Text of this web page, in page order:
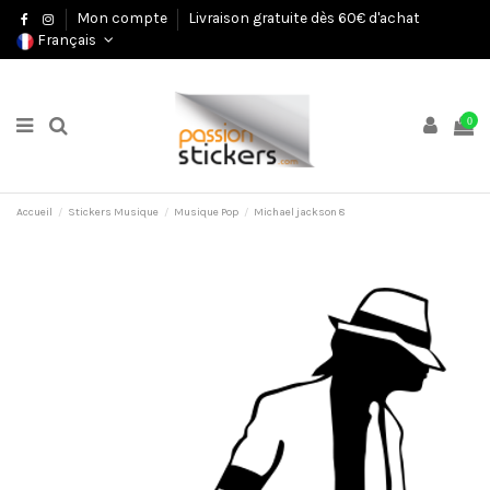
Mon compte
Livraison gratuite dès 60€ d'achat
Français
0
Accueil Stickers Musique Musique Pop Michael jackson 8